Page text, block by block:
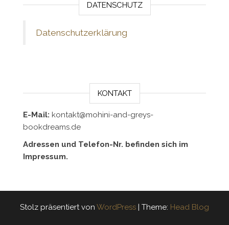
DATENSCHUTZ
Datenschutzerklärung
KONTAKT
E-Mail: kontakt@mohini-and-greys-
bookdreams.de
Adressen und Telefon-Nr. befinden sich im
Impressum.
Stolz präsentiert von WordPress | Theme: Head Blog